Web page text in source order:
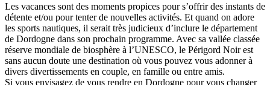
Les vacances sont des moments propices pour s’offrir des instants de
détente et/ou pour tenter de nouvelles activités. Et quand on adore
les sports nautiques, il serait très judicieux d’inclure le département
de Dordogne dans son prochain programme. Avec sa vallée classée
réserve mondiale de biosphère à l’UNESCO, le Périgord Noir est
sans aucun doute une destination où vous pouvez vous adonner à
divers divertissements en couple, en famille ou entre amis.
Si vous envisagez de vous rendre en Dordogne pour vous changer